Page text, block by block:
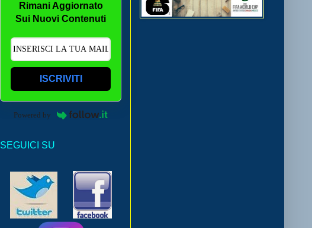
Rimani Aggiornato
Sui Nuovi Contenuti
ISCRIVITI
Powered by
SEGUICI SU